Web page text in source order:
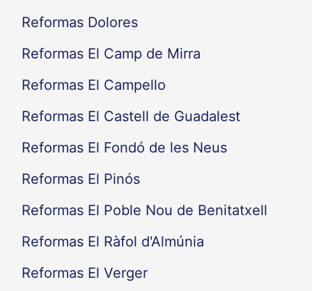
Reformas Dolores
Reformas El Camp de Mirra
Reformas El Campello
Reformas El Castell de Guadalest
Reformas El Fondó de les Neus
Reformas El Pinós
Reformas El Poble Nou de Benitatxell
Reformas El Ràfol d'Almúnia
Reformas El Verger